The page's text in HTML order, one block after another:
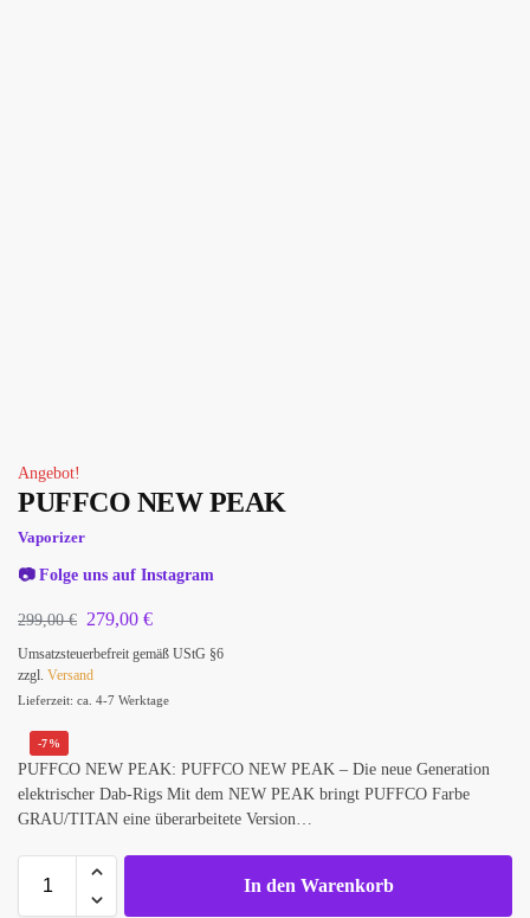
Angebot!
PUFFCO NEW PEAK
Vaporizer
📷Folge uns auf Instagram
299,00€ 279,00 €
Umsatzsteuerbefreit gemäß UStG §6
zzgl. Versand
Lieferzeit: ca. 4-7 Werktage
-7%
PUFFCO NEW PEAK: PUFFCO NEW PEAK – Die neue Generation
elektrischer Dab-Rigs Mit dem NEW PEAK bringt PUFFCO Farbe
GRAU/TITAN eine überarbeitete Version…
In den Warenkorb